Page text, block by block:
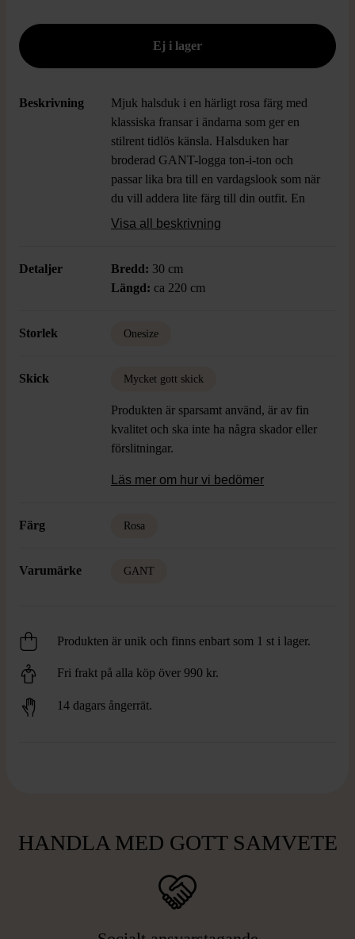
Beskrivning
Mjuk halsduk i en härligt rosa färg med
klassiska fransar i ändarna som ger en
stilrent tidlös känsla. Halsduken har
broderad GANT-logga ton-i-ton och
passar lika bra till en vardagslook som när
du vill addera lite färg till din outfit. En
statement-accessoar som kombinerar
Visa all beskrivning
Detaljer Bredd: 30 cm
Längd: ca 220 cm
Storlek Onesize
Skick Mycket gott skick
Produkten är sparsamt använd, är av fin
kvalitet och ska inte ha några skador eller
förslitningar.
Läs mer om hur vi bedömer
Färg Rosa
Varumärke GANT
Produkten är unik och finns enbart som 1 st i lager.
Fri frakt på alla köp över 990 kr.
14 dagars ångerrät.
HANDLA MED GOTT SAMVETE